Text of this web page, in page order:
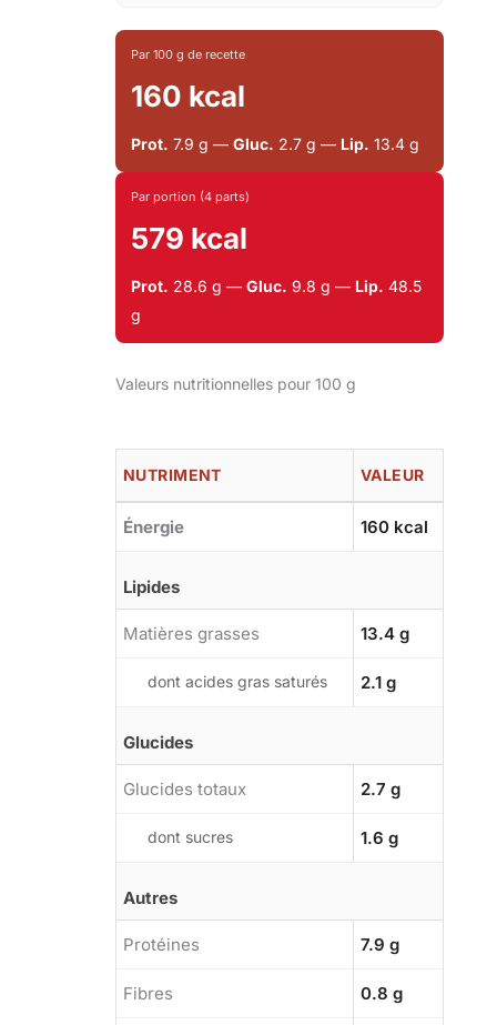
Par 100 g de recette
160 kcal
Prot. 7.9 g — Gluc. 2.7 g — Lip. 13.4 g
Par portion (4 parts)
579 kcal
Prot. 28.6 g — Gluc. 9.8 g — Lip. 48.5
g
Valeurs nutritionnelles pour 100 g
NUTRIMENT VALEUR
Énergie 160 kcal
Lipides
Matières grasses 13.4 g
dont acides gras saturés 2.1 g
Glucides
Glucides totaux 2.7 g
dont sucres 1.6 g
Autres
Protéines 7.9 g
Fibres 0.8 g